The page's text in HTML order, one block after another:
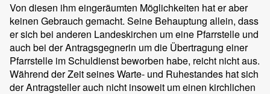
Von diesen ihm eingeräumten Möglichkeiten hat er aber
keinen Gebrauch gemacht. Seine Behauptung allein, dass
er sich bei anderen Landeskirchen um eine Pfarrstelle und
auch bei der Antragsgegnerin um die Übertragung einer
Pfarrstelle im Schuldienst beworben habe, reicht nicht aus.
Während der Zeit seines Warte- und Ruhestandes hat sich
der Antragsteller auch nicht insoweit um einen kirchlichen